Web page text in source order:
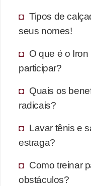
Tipos de
seus nomes!
O que é o
participar?
Quais os
radicais?
Lavar tênis e
estraga?
Como treinar
obstáculos?